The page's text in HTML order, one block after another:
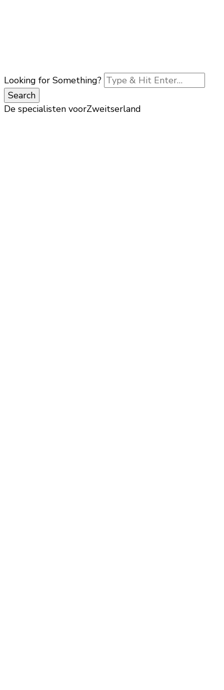
Looking for Something?
De specialisten voorZweitserland